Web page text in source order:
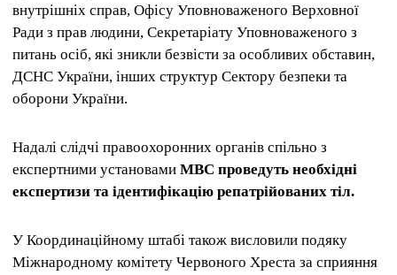
внутрішніх справ, Офісу Уповноваженого Верховної
Ради з прав людини, Секретаріату Уповноваженого з
питань осіб, які зникли безвісти за особливих обставин,
ДСНС України, інших структур Сектору безпеки та
оборони України.
Надалі слідчі правоохоронних органів спільно з
експертними установами МВС проведуть необхідні
експертизи та ідентифікацію репатрійованих тіл.
У Координаційному штабі також висловили подяку
Міжнародному комітету Червоного Хреста за сприяння